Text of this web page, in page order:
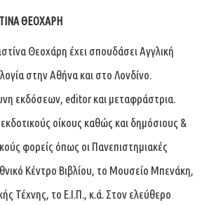
ΘΕΟΧΆΡΗ
Θεοχάρη έχει σπουδάσει Αγγλική
στην Αθήνα και στο Λονδίνο.
εκδόσεων, editor και μεταφράστρια.
οίκους καθώς και δημόσιους &
φορείς όπως οι Πανεπιστημιακές
Κέντρο Βιβλίου, το Μουσείο Μπενάκη,
Τέχνης, το Ε.Ι.Π., κ.ά. Στον ελεύθερο